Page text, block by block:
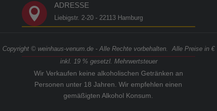

ADRESSE
Liebigstr. 2-20 - 22113 Hamburg
Copyright © weinhaus-venum.de - Alle Rechte vorbehalten. Alle Preise in €
inkl. 19 % gesetzl. Mehrwertsteuer
Wir Verkaufen keine alkoholischen Getränken an
Personen unter 18 Jahren. Wir empfehlen einen
gemäßigten Alkohol Konsum.